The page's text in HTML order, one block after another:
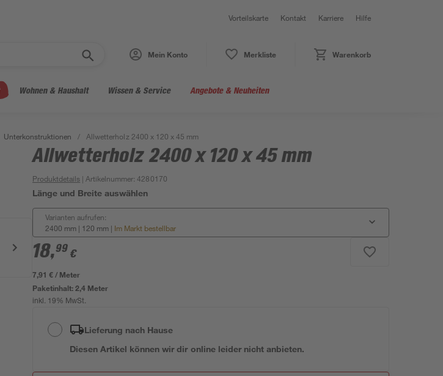
Vorteilskarte Kontakt Karriere Hilfe
Mein Konto Merkliste Warenkorb
Wohnen & Haushalt Wissen & Service Angebote & Neuheiten
Unterkonstruktionen / Allwetterholz 2400 x 120 x 45 mm
Allwetterholz 2400 x 120 x 45 mm
Produktdetails | Artikelnummer:4280170
Länge und Breite auswählen
Varianten aufrufen:
2400 mm | 120 mm | Im Markt bestellbar
18,99 €
7,91 € / Meter
Paketinhalt:2,4 Meter
inkl. 19% MwSt.
Lieferung nach Hause
Diesen Artikel können wir dir online leider nicht anbieten.